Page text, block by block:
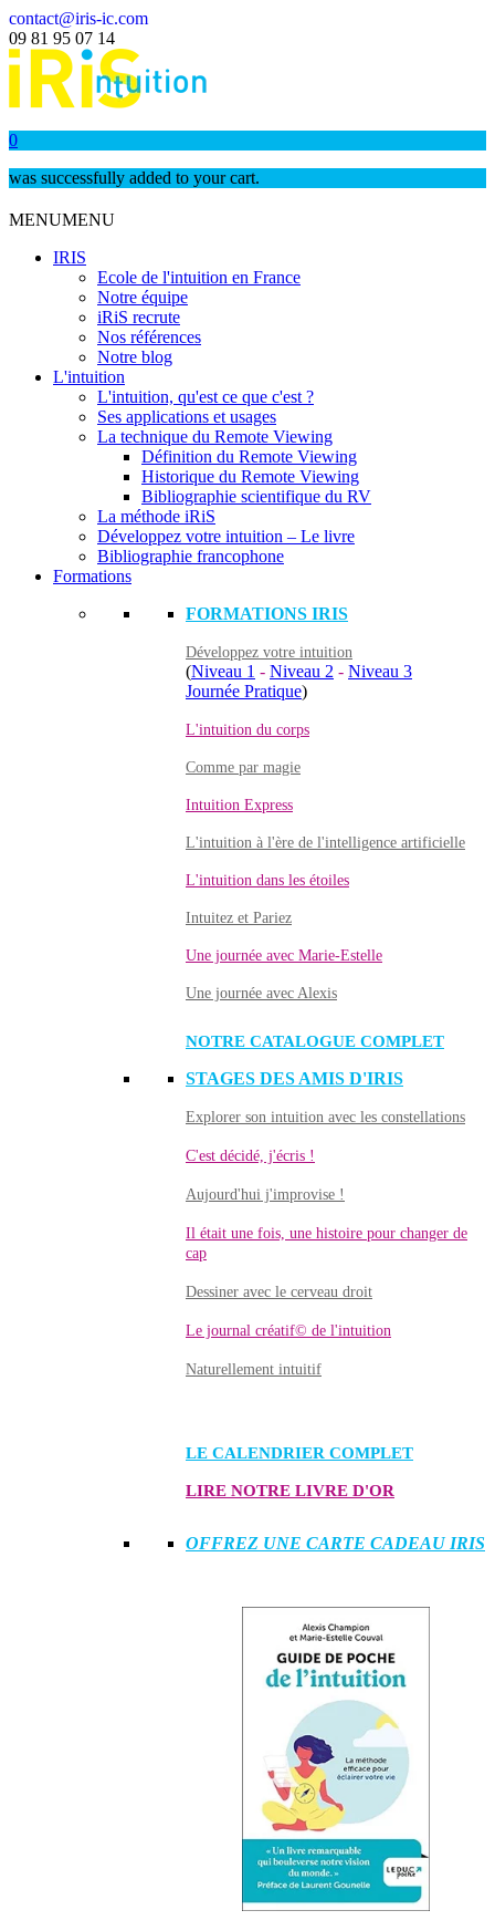
contact@iris-ic.com
09 81 95 07 14
0
was successfully added to your cart.
MENUMENU
IRIS
Ecole de l'intuition en France
Notre équipe
iRiS recrute
Nos références
Notre blog
L'intuition
L'intuition, qu'est ce que c'est ?
Ses applications et usages
La technique du Remote Viewing
Définition du Remote Viewing
Historique du Remote Viewing
Bibliographie scientifique du RV
La méthode iRiS
Développez votre intuition – Le livre
Bibliographie francophone
Formations
FORMATIONS IRIS
Développez votre intuition
(Niveau 1 - Niveau 2 - Niveau 3
Journée Pratique)
L'intuition du corps
Comme par magie
Intuition Express
L'intuition à l'ère de l'intelligence artificielle
L'intuition dans les étoiles
Intuitez et Pariez
Une journée avec Marie-Estelle
Une journée avec Alexis
NOTRE CATALOGUE COMPLET
STAGES DES AMIS D'IRIS
Explorer son intuition avec les constellations
C'est décidé, j'écris !
Aujourd'hui j'improvise !
Il était une fois, une histoire pour changer de
cap
Dessiner avec le cerveau droit
Le journal créatif© de l'intuition
Naturellement intuitif
LE CALENDRIER COMPLET
LIRE NOTRE LIVRE D'OR
OFFREZ UNE CARTE CADEAU IRIS